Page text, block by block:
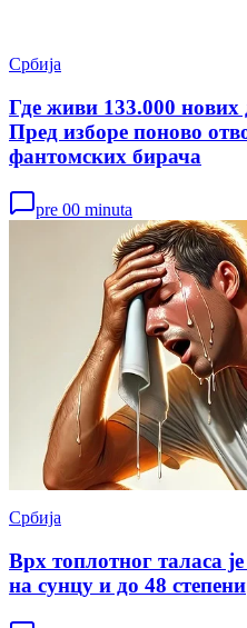
Србија
Где живи 133.000
Пред изборе поново
фантомских бирача
pre 00 minuta
Србија
Врх топлотног таласа
на сунцу и до 48 степени